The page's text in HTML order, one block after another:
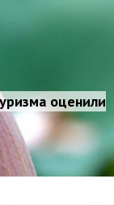
оценили